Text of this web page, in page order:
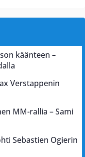
käänteen –
Verstappenin
MM-rallia – Sami
Sebastien Ogierin